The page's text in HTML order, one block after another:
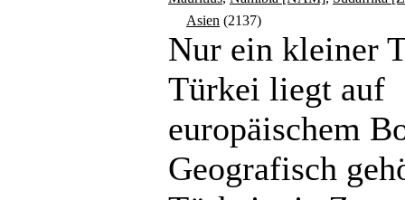
Asien (2137)
Nur ein kleiner
Türkei liegt auf
europäischem
Geografisch